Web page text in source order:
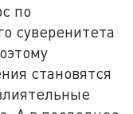
по
суверенитета
становятся